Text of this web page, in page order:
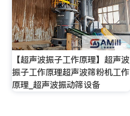
【超声波振子工作原理】超声波
振子工作原理超声波筛粉机工作
原理_超声波振动筛设备